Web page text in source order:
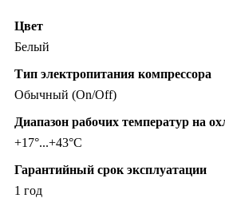
Цвет
Белый
Тип электропитания компрессора
Обычный (On/Off)
Диапазон рабочих температур на
+17°...+43°C
Гарантийный срок эксплуатации
1 год